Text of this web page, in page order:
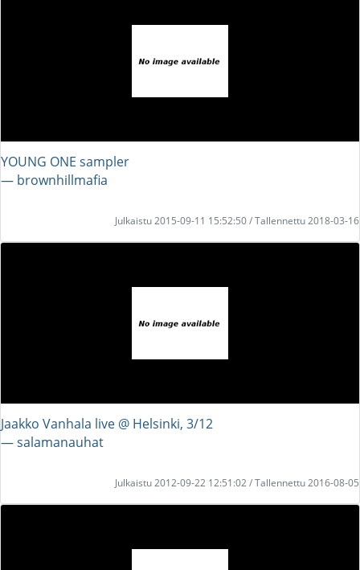
YOUNG ONE sampler
― brownhillmafia
Julkaistu 2015-09-11 15:52:50 / Tallennettu 2018-03-16
Jaakko Vanhala live @ Helsinki, 3/12
― salamanauhat
Julkaistu 2012-09-22 12:51:02 / Tallennettu 2016-08-05